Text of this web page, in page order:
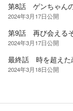
第8話 ゲンちゃん
2024年3月17日公開
第9話 再び会える
2024年3月17日公開
最終話 時を超えた
2024年3月18日公開